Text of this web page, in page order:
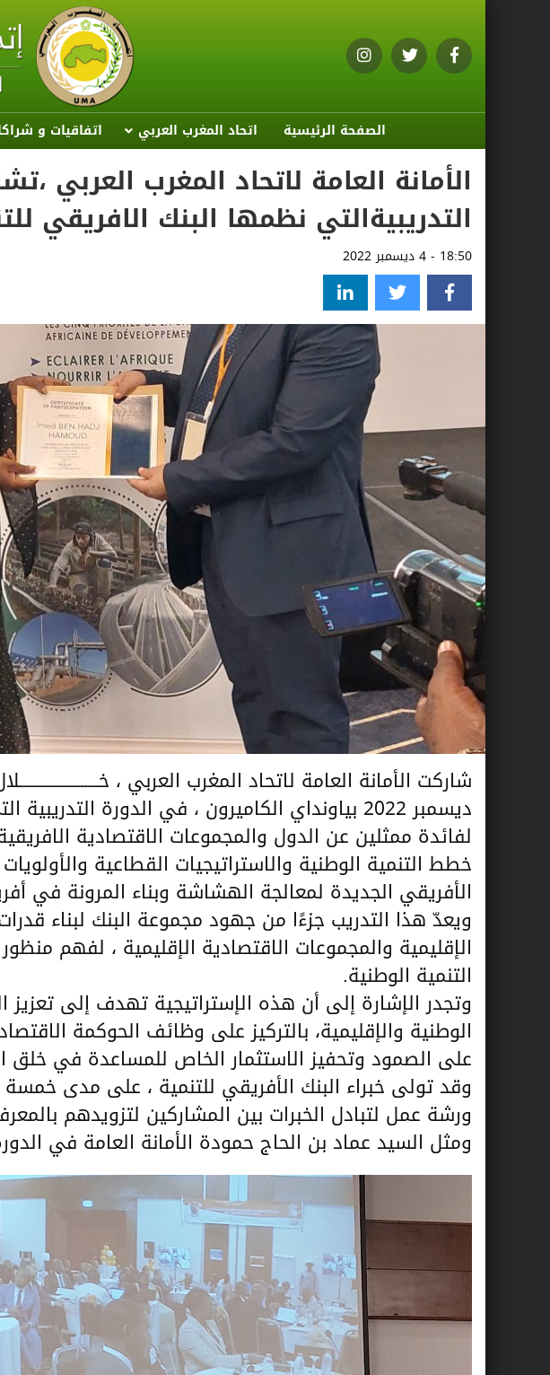
الصفحة الرئيسية اتحاد المغرب العربي اتفاقيات و
الأمانة العامة لاتحاد المغرب العربي
التدريبيةالتي نظمها البنك الافريقي
18:50 - 4 ديسمبر 2022
ديسمبر 2022 بياونداي الكاميرون ، في الدورة
لفائدة ممثلين عن الدول والمجموعات الاقتصادية
خطط التنمية الوطنية والاستراتيجيات القطاعية
الأفريقي الجديدة لمعالجة الهشاشة وبناء المرونة في أفريقيا
ويعدّ هذا التدريب جزءًا من جهود مجموعة البنك لبناء قدرات
الإقليمية والمجموعات الاقتصادية الإقليمية ، لفهم
التنمية الوطنية.
وتجدر الإشارة إلى أن هذه الإستراتيجية تهدف إلى
الوطنية والإقليمية، بالتركيز على وظائف الحوكمة
على الصمود وتحفيز الاستثمار الخاص للمساعدة في خلق
وقد تولى خبراء البنك الأفريقي للتنمية ، على مدى
ورشة عمل لتبادل الخبرات بين المشاركين لتزويدهم
ومثل السيد عماد بن الحاج حمودة الأمانة العامة في